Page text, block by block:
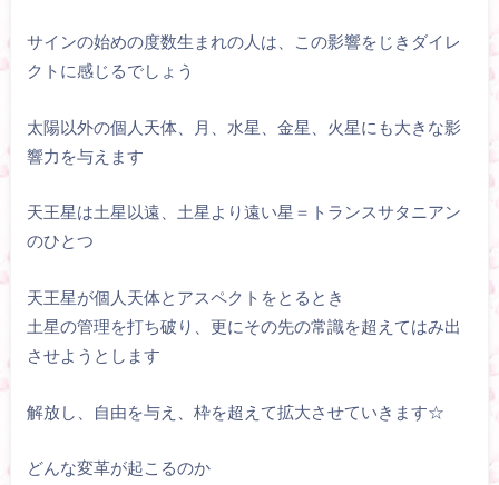
サインの始めの度数生まれの人は、この影響をじきダイレ
クトに感じるでしょう
太陽以外の個人天体、月、水星、金星、火星にも大きな影
響力を与えます
天王星は土星以遠、土星より遠い星＝トランスサタニアン
のひとつ
天王星が個人天体とアスペクトをとるとき
土星の管理を打ち破り、更にその先の常識を超えてはみ出
させようとします
解放し、自由を与え、枠を超えて拡大させていきます☆
どんな変革が起こるのか